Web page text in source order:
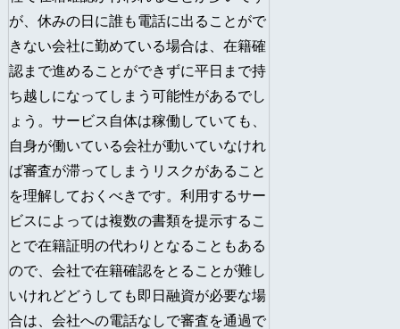
が、休みの日に誰も電話に出ることがで
きない会社に勤めている場合は、在籍確
認まで進めることができずに平日まで持
ち越しになってしまう可能性があるでし
ょう。サービス自体は稼働していても、
自身が働いている会社が動いていなけれ
ば審査が滞ってしまうリスクがあること
を理解しておくべきです。利用するサー
ビスによっては複数の書類を提示するこ
とで在籍証明の代わりとなることもある
ので、会社で在籍確認をとることが難し
いけれどどうしても即日融資が必要な場
合は、会社への電話なしで審査を通過で